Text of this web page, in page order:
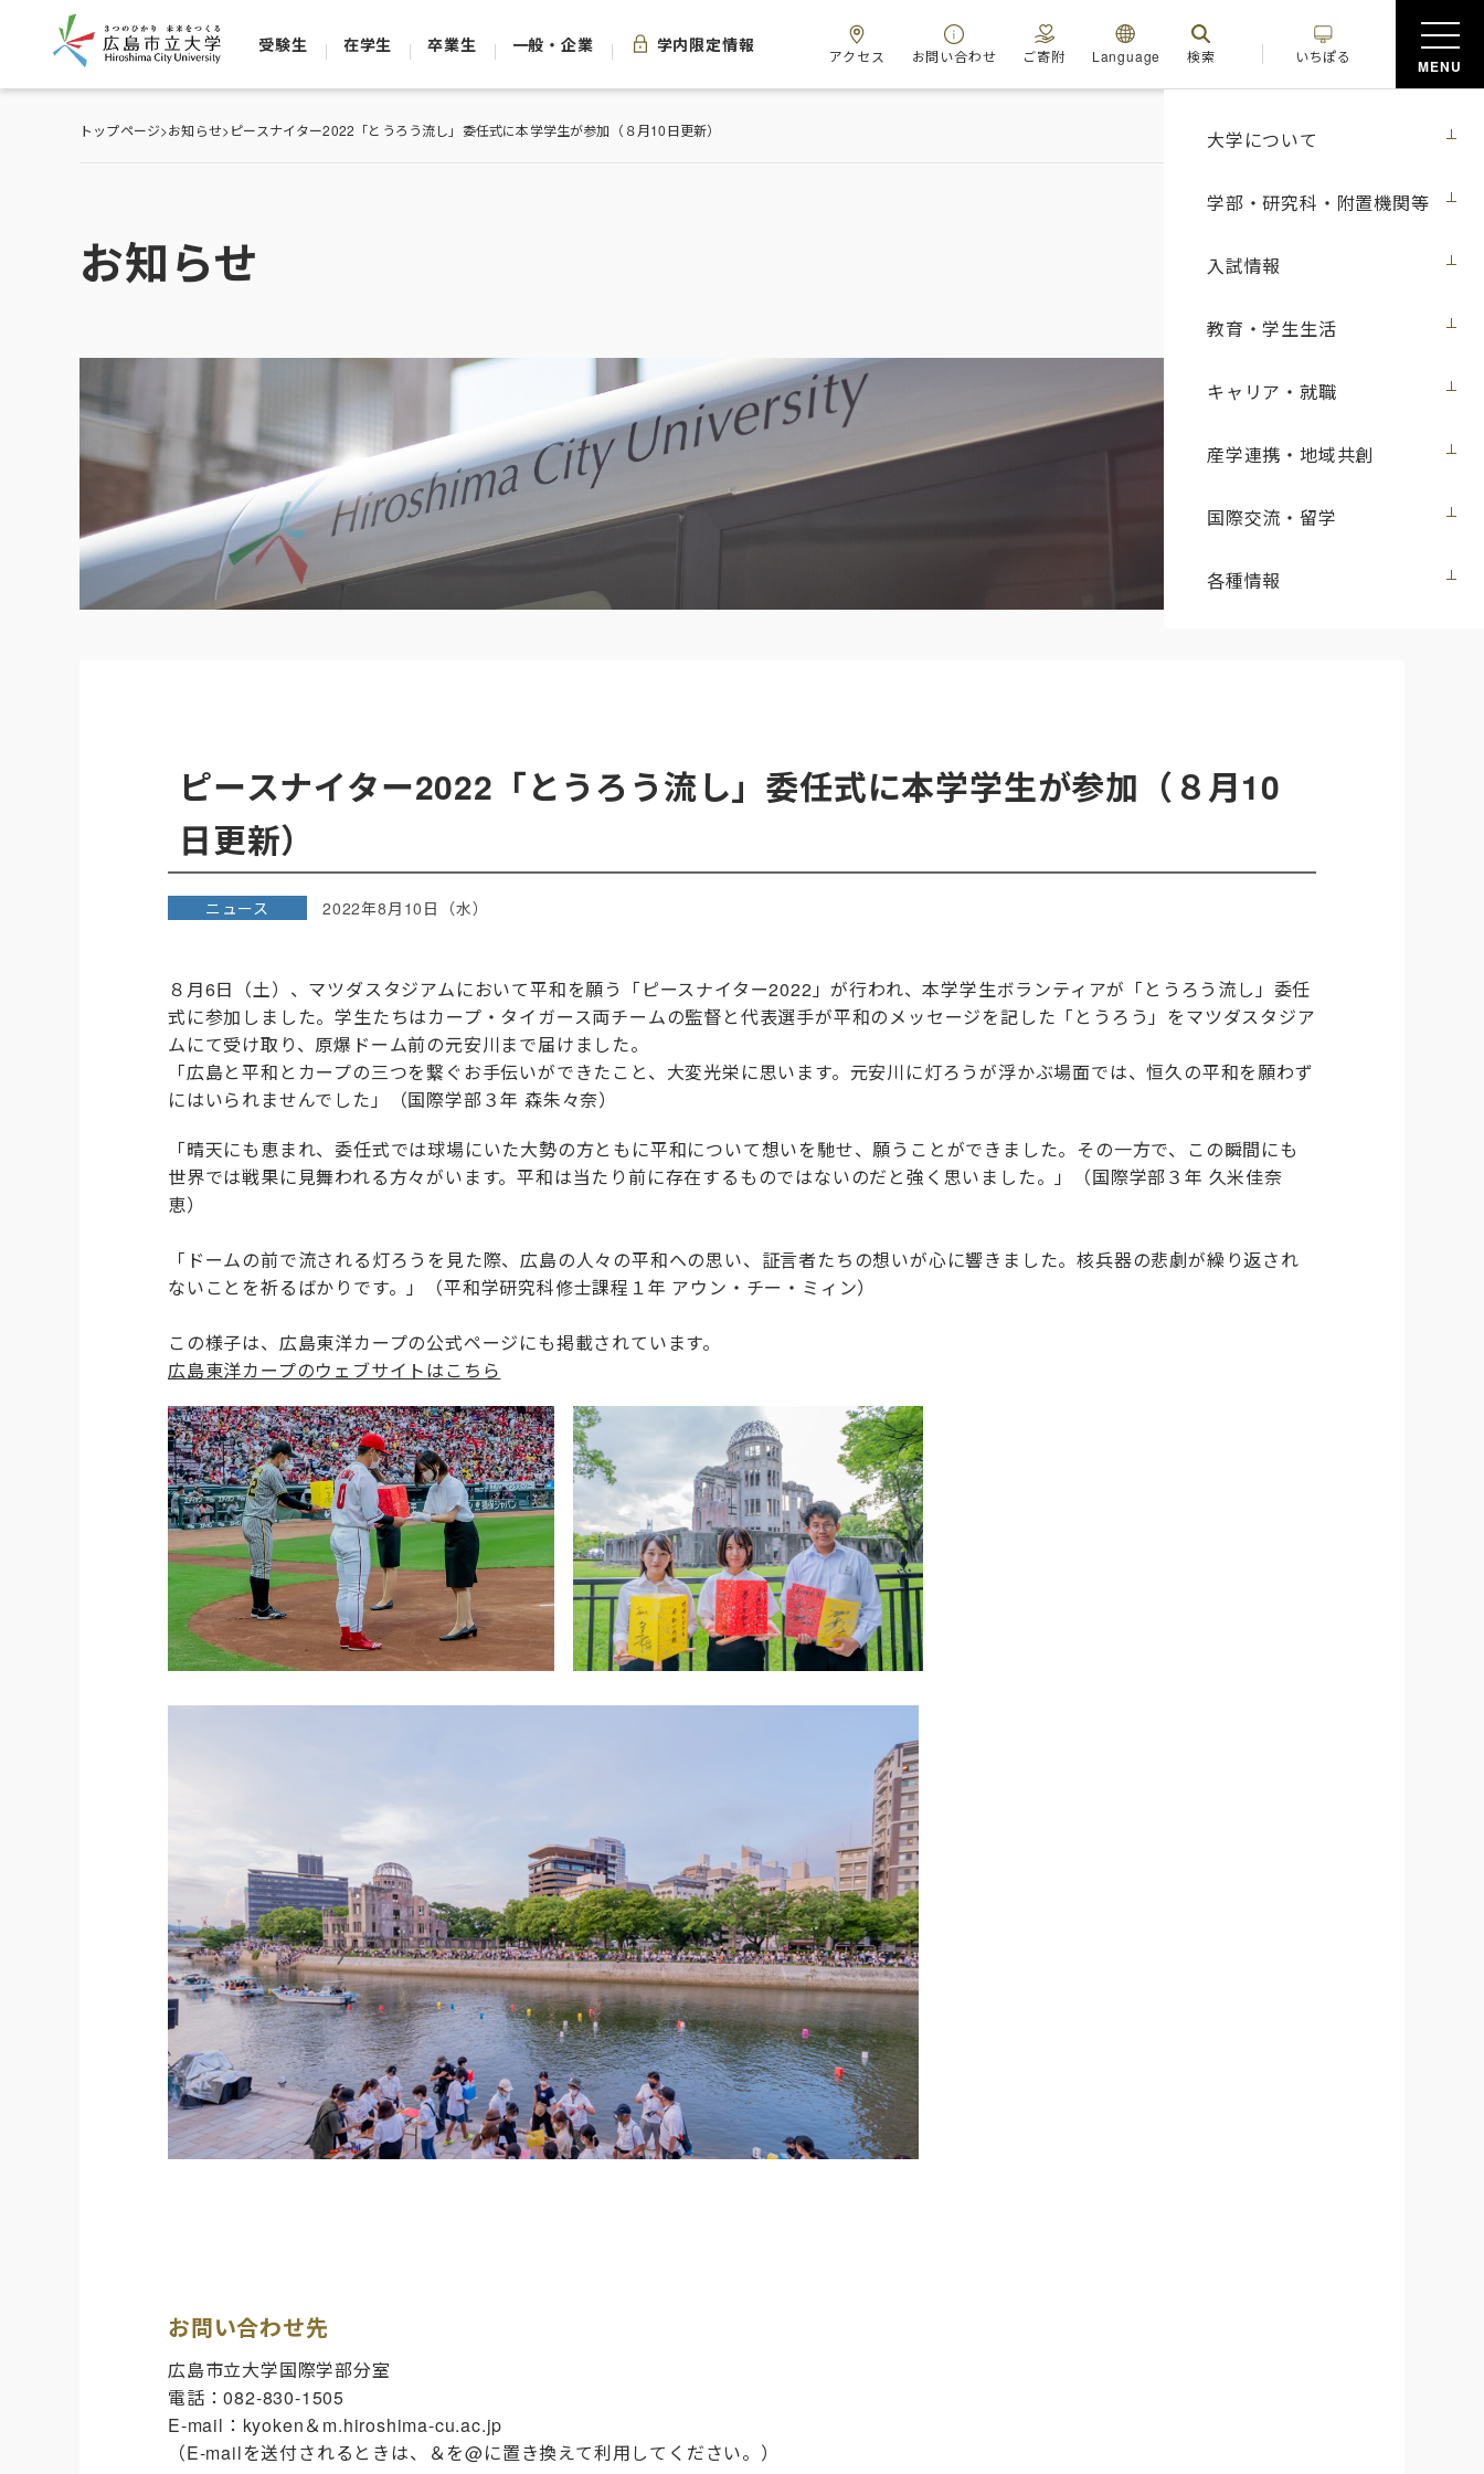
大学について
学部・研究科・附置機関等
入試情報
教育・学生生活
キャリア・就職
産学連携・地域共創
国際交流・留学
各種情報
受験生 在学生 卒業生 一般・企業 学内限定情報
アクセス お問い合わせ ご寄附 Language 検索 いちぽる
MENU
トップページ>お知らせ>ピースナイター2022「とうろう流し」委任式に本学学生が参加（８月10日更新）
お知らせ
ピースナイター2022「とうろう流し」委任式に本学学生が参加（８月10
日更新）
ニュース 2022年8月10日（水）
８ 月6日（土）、マツダスタジアムにおいて平和を願う「ピースナイター2022 」が行われ、本学学生ボランティアが「とうろう流し」委任
式に参加しました。学生たちはカープ・タイガース両チームの監督と代表選手が平和のメッセージを記した「とうろう」をマツダスタジア
ムにて受け取り、原爆ドーム前の元安川まで届けました。
「広島と平和とカープの三つを繋ぐお手伝いができたこと、大変光栄に思います。元安川に灯ろうが浮かぶ場面では、恒久の平和を願わず
にはいられませんでした」（国際学部３年 森朱々奈）
「晴天にも恵まれ、委任式では球場にいた大勢の方ともに平和について想いを馳せ、願うことができました。その一方で、この瞬間にも
世界では戦果に見舞われる方々がいます。平和は当たり前に存在するものではないのだと強く思いました。」（国際学部３年 久米佳奈
恵）
「ドームの前で流される灯ろうを見た際、広島の人々の平和への思い、証言者たちの想いが心に響きました。核兵器の悲劇が繰り返され
ないことを祈るばかりです。」（平和学研究科修士課程１年 アウン・チー・ミィン）
この様子は、広島東洋カープの公式ページにも掲載されています。
広島東洋カープのウェブサイトはこちら
お問い合わせ先
広島市立大学国際学部分室
電話：082-830-1505
E-mail：kyoken＆m.hiroshima-cu.ac.jp
（E-mailを送付されるときは、＆を@に置き換えて利用してください。）